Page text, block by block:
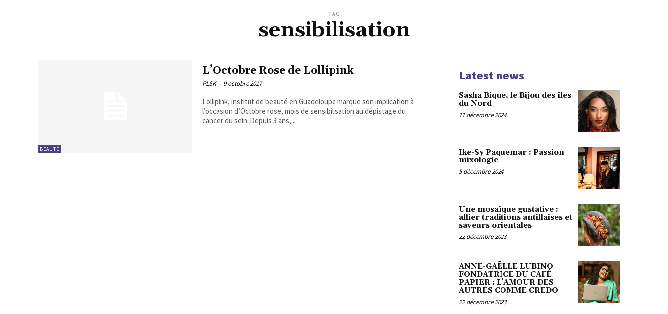
TAG
sensibilisation
BEAUTÉ
L’Octobre Rose de Lollipink
PLSK - 9 octobre 2017
Lollipink, institut de beauté en Guadeloupe marque son implication à
l’occasion d’Octobre rose, mois de sensibilisation au dépistage du
cancer du sein. Depuis 3 ans,...
Latest news
Sasha Bique, le Bijou des îles
du Nord
11 décembre 2024
Ike-Sy Paquemar : Passion
mixologie
5 décembre 2024
Une mosaïque gustative :
allier traditions antillaises et
saveurs orientales
22 décembre 2023
ANNE-GAËLLE LUBINO
FONDATRICE DU CAFÉ
PAPIER : L’AMOUR DES
AUTRES COMME CREDO
22 décembre 2023